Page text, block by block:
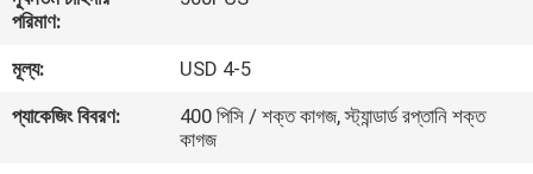
মান
পরিমাণ:
মূল্য:
USD 4-5
প্যাকেজিং বিবরণ:
400 পিসি / শক্ত কাগজ, স্ট্যান্ডার্ড রপ্তানি শক্ত
কাগজ